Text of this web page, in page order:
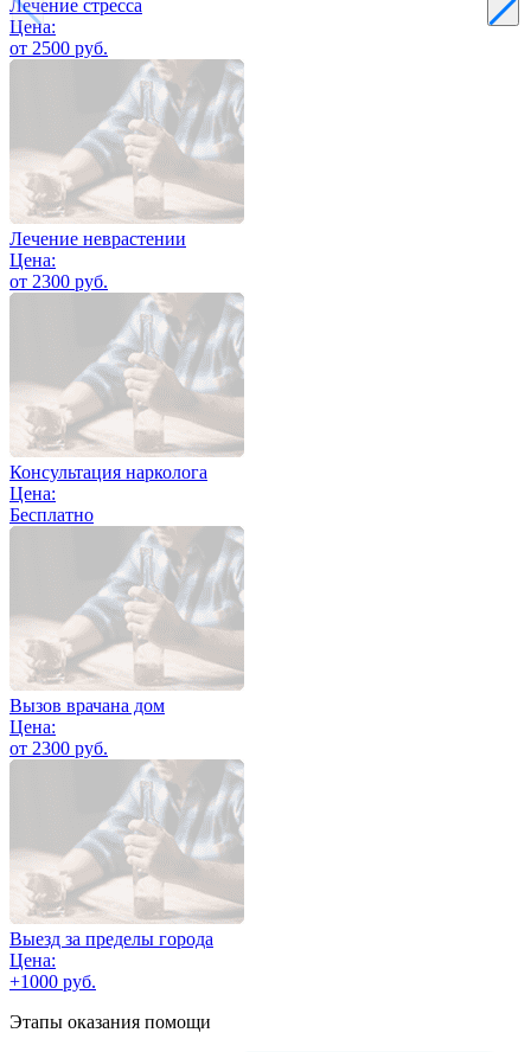
Лечение стресса
Цена:
от 2500 руб.
Лечение неврастении
Цена:
от 2300 руб.
Консультация нарколога
Цена:
Бесплатно
Вызов врачана дом
Цена:
от 2300 руб.
Выезд за пределы города
Цена:
+1000 руб.
Этапы оказания помощи